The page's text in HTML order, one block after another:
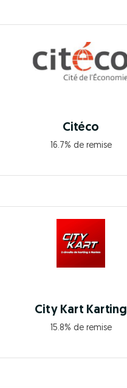
Citéco
16.7% de remise
City Kart Karting
15.8% de remise